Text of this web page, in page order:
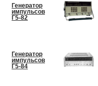
Генератор
импульсов
Г5-82
Генератор
импульсов
Г5-84